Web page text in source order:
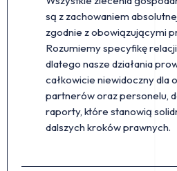
są z zachowaniem
zgodnie z obowiązującymi
Rozumiemy specyfikę
dlatego nasze działania
całkowicie niewidoczny dla
partnerów oraz personelu,
raporty, które stanowią
dalszych kroków prawnych.